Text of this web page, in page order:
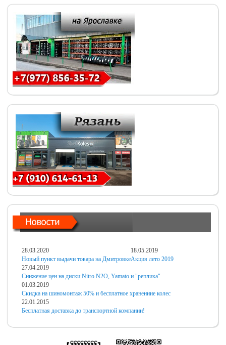
28.03.2020
Новый пункт выдачи товара на Дмитровке
18.05.2019
Акция лето 2019
27.04.2019
Снижение цен на диски Nitro N2O, Yamato и "реплика"
01.03.2019
Скидка на шиномонтаж 50% и бесплатное хранениие колес
22.01.2015
Бесплатная доставка до транспортной компании!